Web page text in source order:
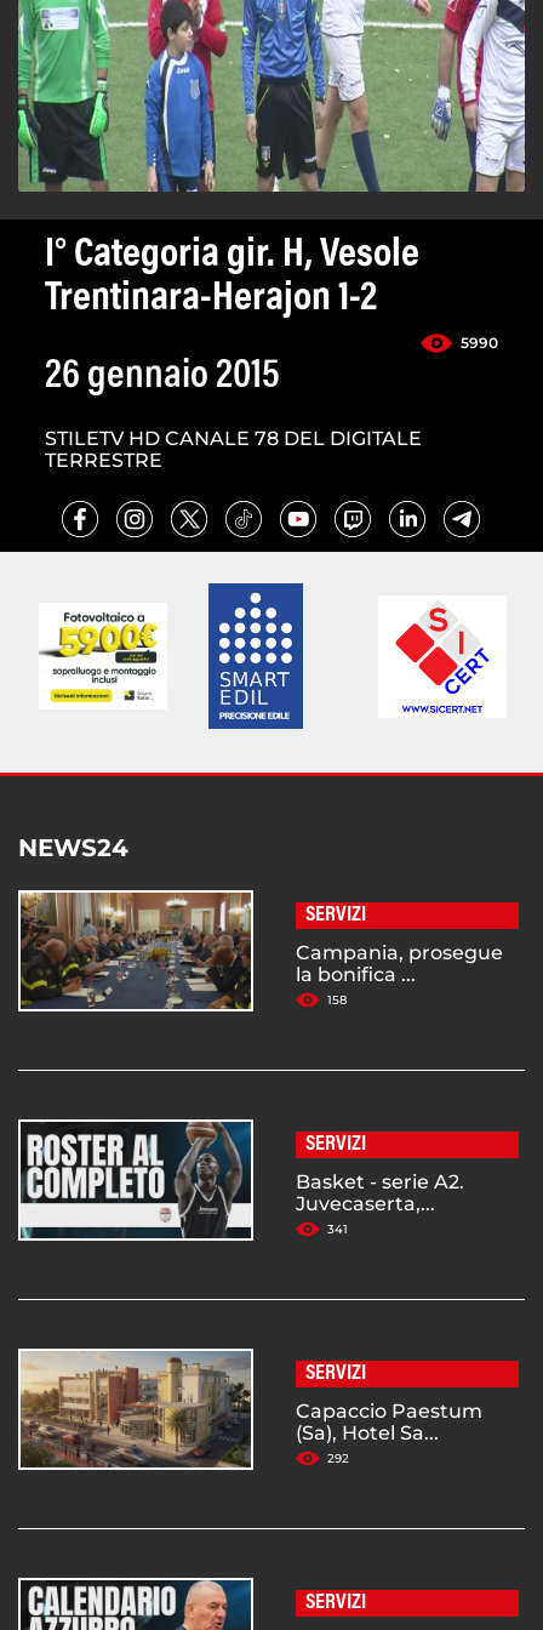
I° Categoria gir. H, Vesole
Trentinara-Herajon 1-2
5990
26 gennaio 2015
STILETV HD CANALE 78 DEL DIGITALE
TERRESTRE
NEWS24
SERVIZI
Campania, prosegue
la bonifica ...
158
SERVIZI
Basket - serie A2.
Juvecaserta,...
341
SERVIZI
Capaccio Paestum
(Sa), Hotel Sa...
292
SERVIZI